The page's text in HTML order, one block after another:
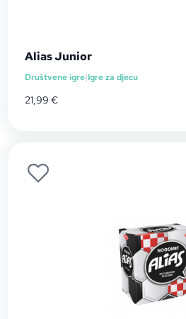
Alias Junior
Društvene igre|Igre za djecu
21,99€